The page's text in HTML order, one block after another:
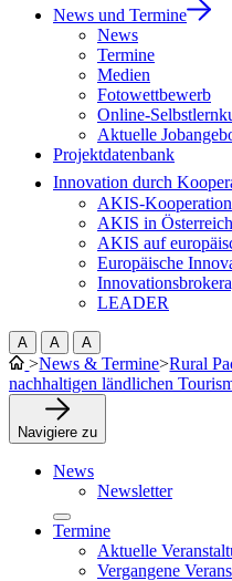
News und Termine
News
Termine
Medien
Fotowettbewerb
Online-
Aktuelle
Projektdatenbank
Innovation durch
AKIS-
AKIS in Österreich
AKIS auf
Europäische
LEADER
A A A
>News & Termine>Rural
nachhaltigen ländlichen
Navigiere zu
News
Newsletter
Termine
Aktuelle
Vergangene